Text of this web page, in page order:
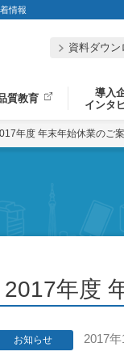
情報
資料ダウン
質教育
導入
インタ
年度 年末年始休業のご
2017年度
お知らせ 2017